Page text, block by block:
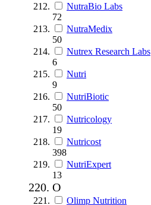
NutraBio Labs
72
NutraMedix
50
Nutrex Research Labs
6
Nutri
9
NutriBiotic
50
Nutricology
19
Nutricost
398
NutriExpert
13
O
Olimp Nutrition